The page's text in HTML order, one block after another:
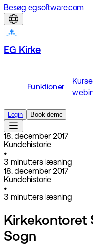
Besøg egsoftware.com
EG Kirke
Funktioner
Login Book demo
18. december 2017
Kundehistorie
•
3 minutters læsning
18. december 2017
Kundehistorie
•
3 minutters læsning
Kirkekontoret
Sogn